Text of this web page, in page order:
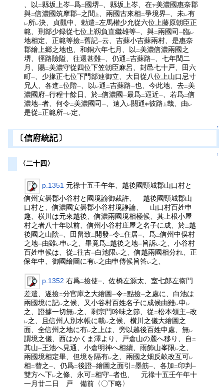
、以二縣坂上岑一爲二國堺一、縣坂上岑、在下美濃國惠奈郡
與二信濃國筑摩郡一之間上、兩國古來相二爭境界一、未レ有
レ 所レ決、貞觀中、勅遣二左馬權少允從六位上藤原朝臣正
範、刑部少録從七位上靱負直繼雄等一、與二兩國司一臨レ
地相定、正範等撿二舊記一云、吉蘇小吉蘇兩村、是惠奈
郡繪上郷之地也、和銅六年七月、以二美濃信濃兩國之
堺、徑路險隘、往還甚難一、仍通二吉蘇路一、七年閏二
月、賜二美濃守從四位下笠朝臣麻呂、封邑七十戸、田六
町一、少掾正七位下門部連御立、大目從八位上山口忌寸
兄人、各進二位階一、以 レ通二吉蘇路一也、今此地、去二美
濃國府一行程十餘日、於二信濃國一最爲二逼近一、若爲二信
濃地一者、何令二美濃國司一、遠入 レ 關通中彼路上哉、由 レ
是從二正範所一レ 定、
↑
〔信府統記〕
↑
〈二十四〉
p.1351 元祿十五壬午年、越後國頸城郡山口村と
信州安曇郡小谷村と國境諭御裁許、 越後國頸城郡山
口村と、信濃國安曇郡小谷村境諍論、 山口村百姓申
趣、横川は元來越後、信濃兩國境相極候、其上根小屋
村之者八十年以前、信州小谷村庄屋之名子に成、於二越
後國之山陰一 、田畠致二開發一令二住居一 、爲二信州中俣村
之地一由雖レ申 レ 之、畢竟爲二越後之地一 旨訴レ 之、小谷村
百姓申候は、從二往古一白池限 レ 之、信越兩國相分れ、正
保年中、御國繪圖に有レ 之由申傳候旨答レ 之、
p.1352 右爲二撿使一
、佐橋左源太、室七郞左衞門
差遣、遂撿二分官庫之大繪圖一令二點撿一之處に、白池は
兩國境に記レ 之候、又小谷村百姓名子に成候由雖レ申 レ
之、證據一切無レ 之、剩宗門吟味之節、從 二松本領主一改
レ 之、且信州人別水帳に載レ 之候、横川之儀大繪圖之
面、全信州之地に有レ 之上は、旁以越後百姓申處、無レ
謂境之儀、西はかくま澤より、戸倉山の麓へ移り、自 二
其山一王池へ見通、小倉明神へ相續、雨飾山峯限 レ 之、
兩國境相定畢、但境を隔有レ 之、兩國之畑反畝改互可レ
相 二替之一 、仍爲二後證一繪圖之面引 二墨筋一 、各加 二 印判一
雙方へ下レ 之條、永可二相守一者也、 元祿十五壬午年十
一月廿二日 戸 備前〈〇下略〉